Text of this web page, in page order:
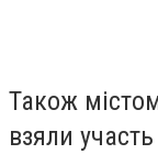
Також
взяли